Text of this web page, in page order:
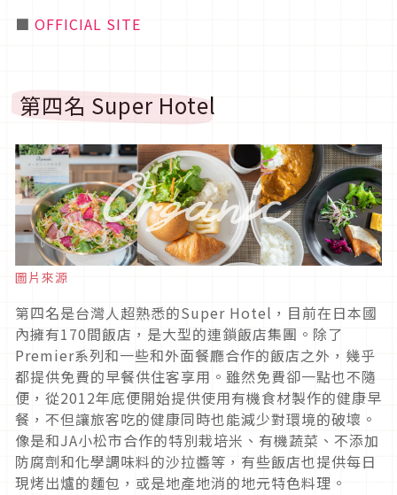
■ OFFICIAL SITE
第四名 Super Hotel
圖片來源
第四名是台灣人超熟悉的Super Hotel，目前在日本國
內擁有170間飯店，是大型的連鎖飯店集團。除了
Premier系列和一些和外面餐廳合作的飯店之外，幾乎
都提供免費的早餐供住客享用。雖然免費卻一點也不隨
便，從2012年底便開始提供使用有機食材製作的健康早
餐，不但讓旅客吃的健康同時也能減少對環境的破壞。
像是和JA小松市合作的特別栽培米、有機蔬菜、不添加
防腐劑和化學調味料的沙拉醬等，有些飯店也提供每日
現烤出爐的麵包，或是地產地消的地元特色料理。